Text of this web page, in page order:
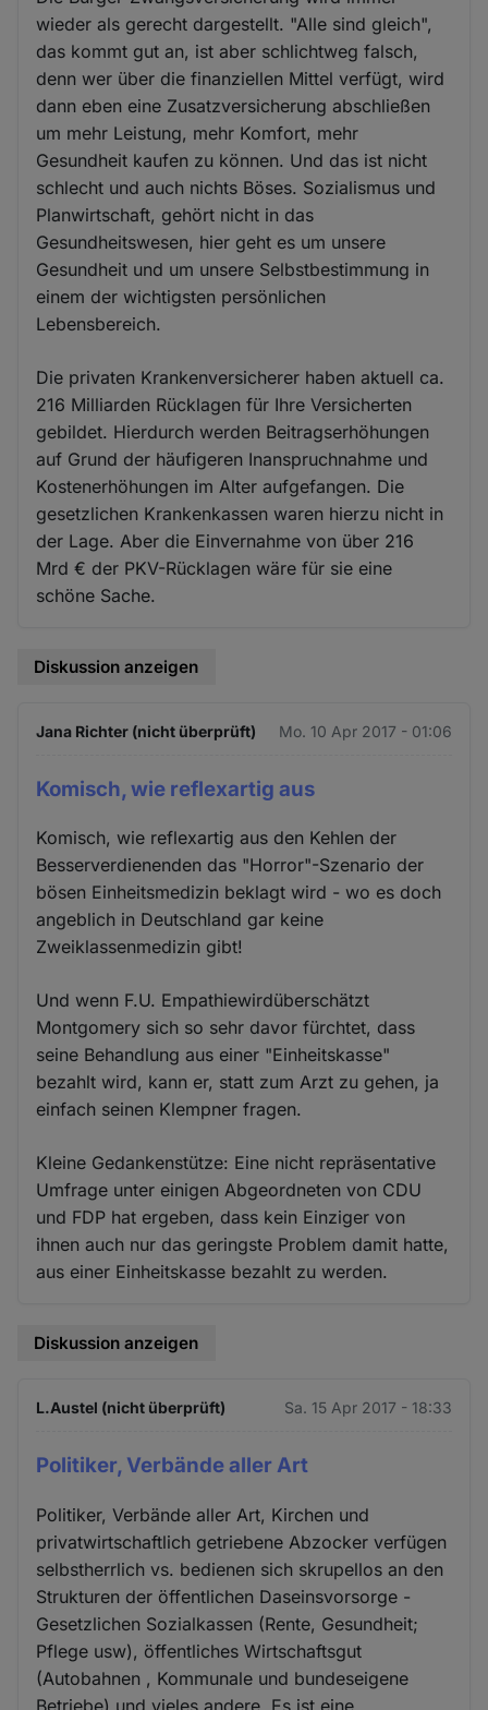
wieder als gerecht dargestellt. "Alle sind gleich",
das kommt gut an, ist aber schlichtweg falsch,
denn wer über die finanziellen Mittel verfügt, wird
dann eben eine Zusatzversicherung abschließen
um mehr Leistung, mehr Komfort, mehr
Gesundheit kaufen zu können. Und das ist nicht
schlecht und auch nichts Böses. Sozialismus und
Planwirtschaft, gehört nicht in das
Gesundheitswesen, hier geht es um unsere
Gesundheit und um unsere Selbstbestimmung in
einem der wichtigsten persönlichen
Lebensbereich.
Die privaten Krankenversicherer haben aktuell ca.
216 Milliarden Rücklagen für Ihre Versicherten
gebildet. Hierdurch werden Beitragserhöhungen
auf Grund der häufigeren Inanspruchnahme und
Kostenerhöhungen im Alter aufgefangen. Die
gesetzlichen Krankenkassen waren hierzu nicht in
der Lage. Aber die Einvernahme von über 216
Mrd € der PKV-Rücklagen wäre für sie eine
schöne Sache.
Diskussion anzeigen
Jana Richter (nicht überprüft) Mo. 10 Apr 2017 - 01:06
Komisch, wie reflexartig aus
Komisch, wie reflexartig aus den Kehlen der
Besserverdienenden das "Horror"-Szenario der
bösen Einheitsmedizin beklagt wird - wo es doch
angeblich in Deutschland gar keine
Zweiklassenmedizin gibt!
Und wenn F.U. Empathiewirdüberschätzt
Montgomery sich so sehr davor fürchtet, dass
seine Behandlung aus einer "Einheitskasse"
bezahlt wird, kann er, statt zum Arzt zu gehen, ja
einfach seinen Klempner fragen.
Kleine Gedankenstütze: Eine nicht repräsentative
Umfrage unter einigen Abgeordneten von CDU
und FDP hat ergeben, dass kein Einziger von
ihnen auch nur das geringste Problem damit hatte,
aus einer Einheitskasse bezahlt zu werden.
Diskussion anzeigen
L.Austel (nicht überprüft) Sa. 15 Apr 2017 - 18:33
Politiker, Verbände aller Art
Politiker, Verbände aller Art, Kirchen und
privatwirtschaftlich getriebene Abzocker verfügen
selbstherrlich vs. bedienen sich skrupellos an den
Strukturen der öffentlichen Daseinsvorsorge -
Gesetzlichen Sozialkassen (Rente, Gesundheit;
Pflege usw), öffentliches Wirtschaftsgut
(Autobahnen , Kommunale und bundeseigene
Betriebe) und vieles andere. Es ist eine